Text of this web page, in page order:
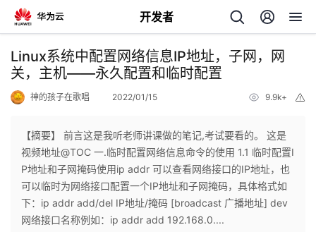
开发者
返
回
个
人
我
Linux系统中配置网络信息IP地址，子网，网
关，主机——永久配置和临时配置
神的孩子在歌唱 2022/01/15 9.9k+
【摘要】 前言这是我听老师讲课做的笔记,考试要看的。 这是
视频地址@TOC 一.临时配置网络信息命令的使用 1.1 临时配置I
P地址和子网掩码使用ip addr 可以查看网络接口的IP地址，也
可以临时为网络接口配置一个IP地址和子网掩码，具体格式如
下：ip addr add/del IP地址/掩码 [broadcast 广播地址] dev
网络接口名称例如：ip addr add 192.168.0....